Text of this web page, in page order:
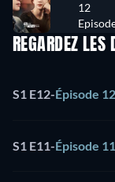
12
REGARDEZ LES
S1 E12-Épisode 12
S1 E11-Épisode 11